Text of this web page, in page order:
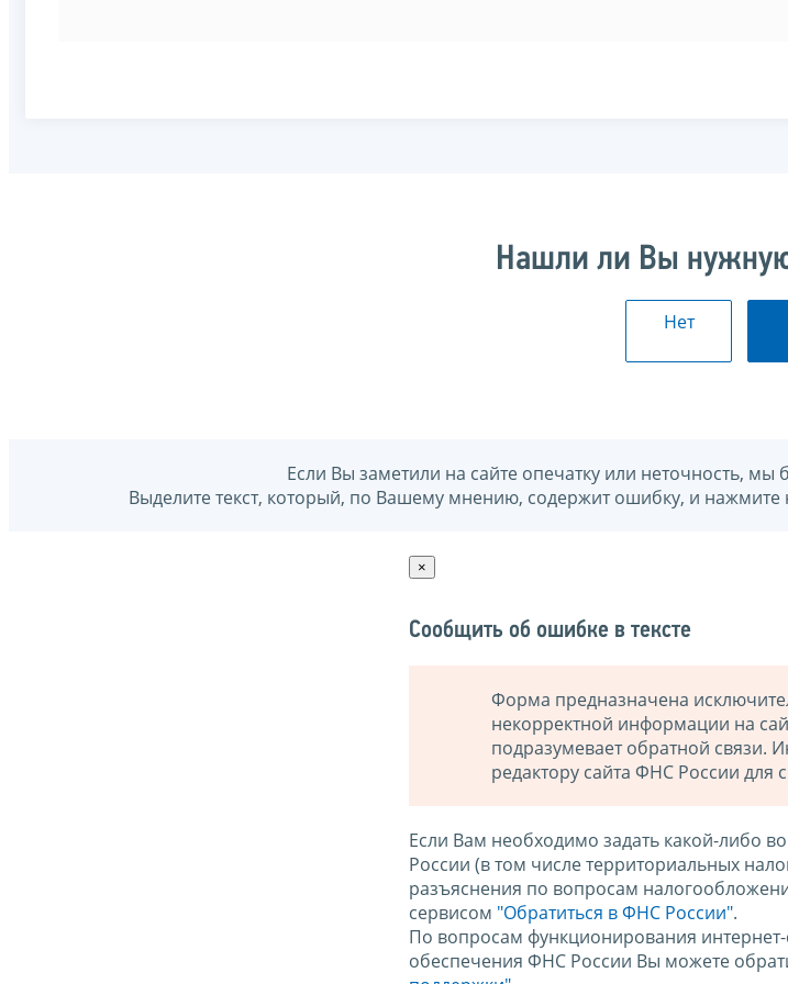
Нашли ли Вы
Нет
Если Вы заметили на сайте опечатку или неточность,
Выделите текст, который, по Вашему мнению, содержит ошибку, и
×
Сообщить об ошибке в тексте
Форма предназначена
некорректной информации на
подразумевает обратной связи.
редактору сайта ФНС России для
Если Вам необходимо задать какой-либо
России (в том числе территориальных
разъяснения по вопросам
сервисом "Обратиться в ФНС России".
По вопросам функционирования
обеспечения ФНС России Вы можете